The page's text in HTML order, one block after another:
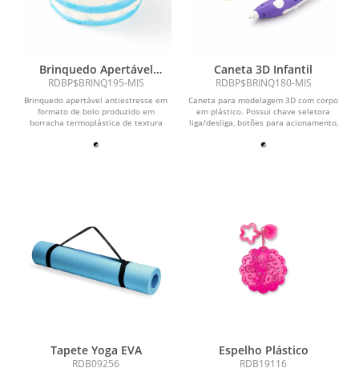
Brinquedo Apertável
Antiestresse
RDBP$BRINQ195-MIS
Brinquedo apertável antiestresse em
formato de bolo produzido em
borracha termoplástica de textura
Caneta 3D Infantil
RDBP$BRINQ180-MIS
Caneta para modelagem 3D com corpo
em plástico. Possui chave seletora
liga/desliga, botões para acionamento,
Tapete Yoga EVA
RDB09256
Espelho Plástico
RDB19116